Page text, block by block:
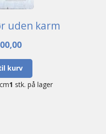
uden karm
kurv
1 stk. på lager